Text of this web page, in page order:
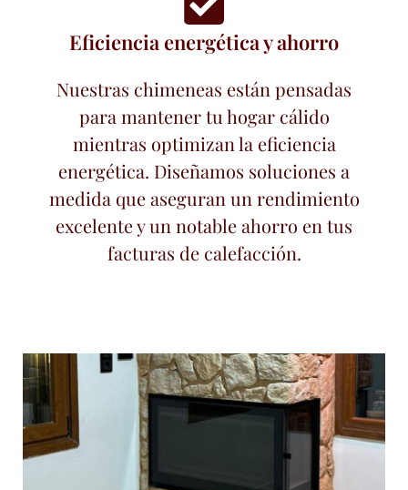
Eficiencia energética y ahorro
Nuestras chimeneas están pensadas
para mantener tu hogar cálido
mientras optimizan la eficiencia
energética. Diseñamos soluciones a
medida que aseguran un rendimiento
excelente y un notable ahorro en tus
facturas de calefacción.